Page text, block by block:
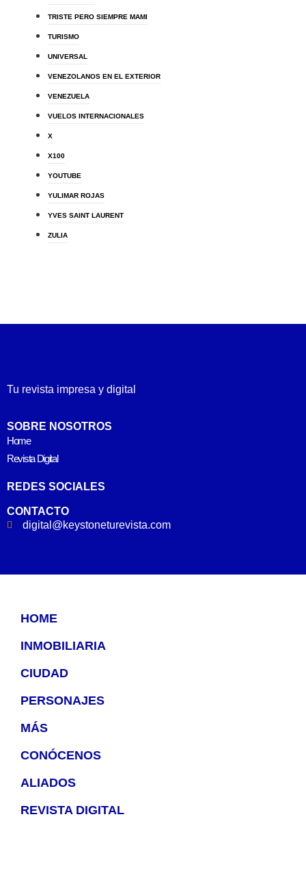
TRISTE PERO SIEMPRE MAMI
TURISMO
UNIVERSAL
VENEZOLANOS EN EL EXTERIOR
VENEZUELA
VUELOS INTERNACIONALES
X
X100
YOUTUBE
YULIMAR ROJAS
YVES SAINT LAURENT
ZULIA
Tu revista impresa y digital
SOBRE NOSOTROS
Home
Revista Digital
REDES SOCIALES
CONTACTO
digital@keystoneturevista.com
HOME
INMOBILIARIA
CIUDAD
PERSONAJES
MÁS
CONÓCENOS
ALIADOS
REVISTA DIGITAL